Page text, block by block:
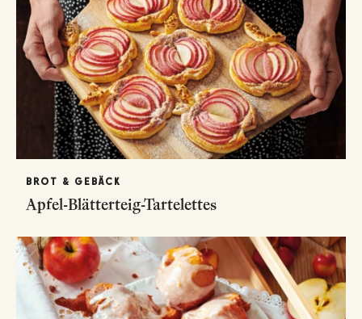
BROT & GEBÄCK
Apfel-Blätterteig-Tartelettes